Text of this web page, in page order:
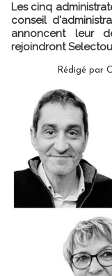
Les cinq
conseil
annoncent leur
rejoindront
Rédigé par